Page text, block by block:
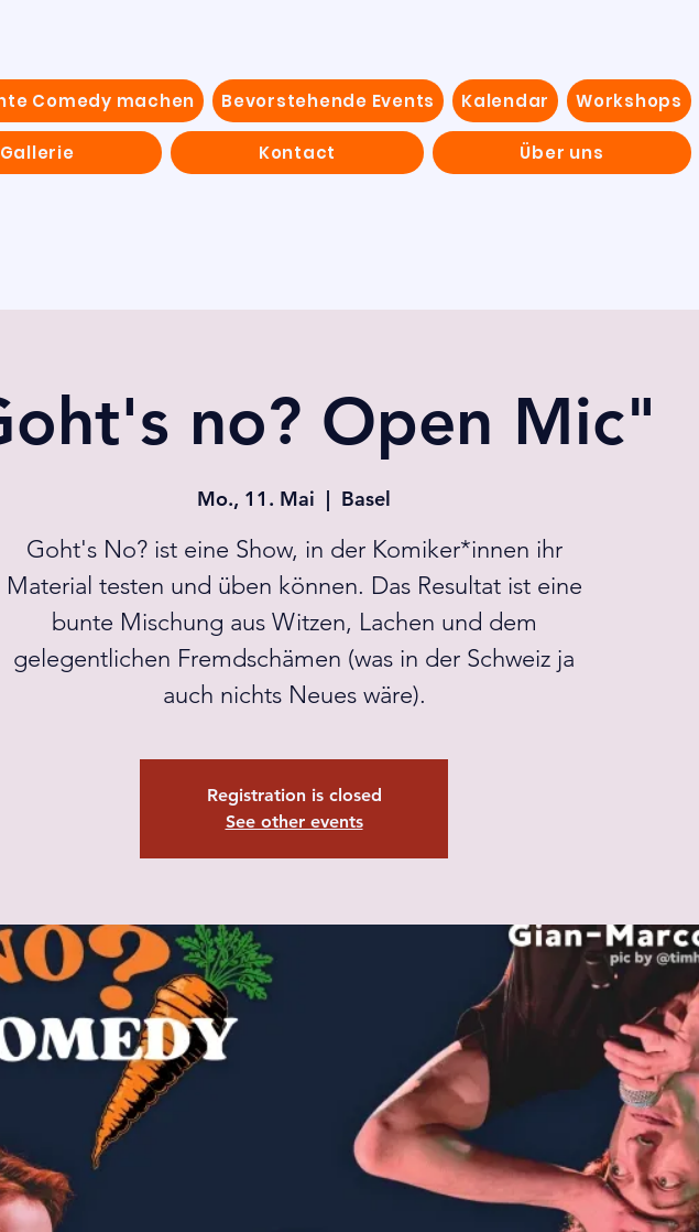
Comedy machen Bevorstehende Events Kalendar Workshops
Gallerie Kontact Über uns
no? Open Mic"
Mo., 11. Mai
  |
Basel
Goht's No? ist eine Show, in der Komiker*innen ihr
Material testen und üben können. Das Resultat ist eine
bunte Mischung aus Witzen, Lachen und dem
gelegentlichen Fremdschämen (was in der Schweiz ja
auch nichts Neues wäre).
Registration is closed
See other events